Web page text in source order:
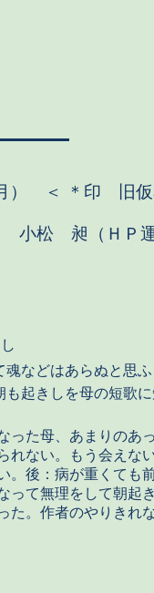
） ＜ ＊印 旧仮
小松 昶（ＨＰ
魂などはあらぬと思ふ
起きしを母の短歌
った母、あまりのあ
れない。もう会えな
。後：病が重くても
って無理をして朝起
た。作者のやりきれ